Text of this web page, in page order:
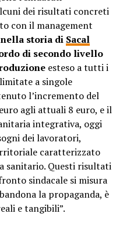
dei risultati concreti
con il management
storia di Sacal
di secondo livello
esteso a tutti i
a singole
l’incremento del
agli attuali 8 euro, e il
integrativa, oggi
dei lavoratori,
caratterizzato
sanitario. Questi risultati
sindacale si misura
la propaganda, è
e tangibili”.